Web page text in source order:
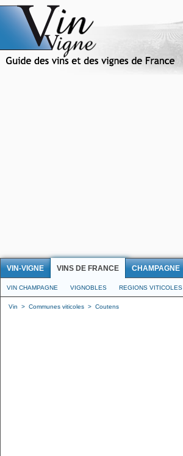
VIN-VIGNE VINS DE FRANCE CHAMPAGNE
VIN CHAMPAGNE VIGNOBLES REGIONS VITICOLES
Vin > Communes viticoles > Coutens